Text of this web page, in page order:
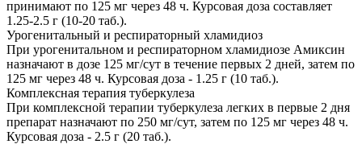
принимают по 125 мг через 48 ч. Курсовая доза составляет
1.25-2.5 г (10-20 таб.).
Урогенитальный и респираторный хламидиоз
При урогенитальном и респираторном хламидиозе Амиксин
назначают в дозе 125 мг/сут в течение первых 2 дней, затем по
125 мг через 48 ч. Курсовая доза - 1.25 г (10 таб.).
Комплексная терапия туберкулеза
При комплексной терапии туберкулеза легких в первые 2 дня
препарат назначают по 250 мг/сут, затем по 125 мг через 48 ч.
Курсовая доза - 2.5 г (20 таб.).